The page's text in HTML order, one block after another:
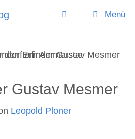
Menü
Gustav Mesmer
Leopold Ploner